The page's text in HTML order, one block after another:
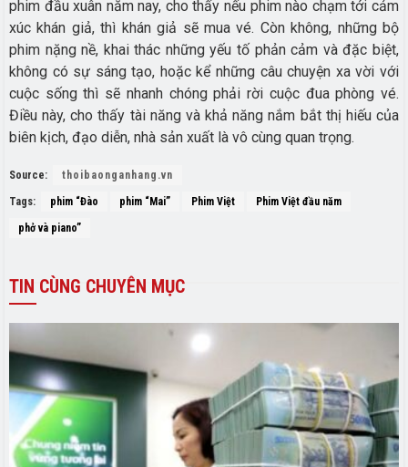
phim đầu xuân năm nay, cho thấy nếu phim nào chạm tới cảm
xúc khán giả, thì khán giả sẽ mua vé. Còn không, những bộ
phim nặng nề, khai thác những yếu tố phản cảm và đặc biệt,
không có sự sáng tạo, hoặc kể những câu chuyện xa vời với
cuộc sống thì sẽ nhanh chóng phải rời cuộc đua phòng vé.
Điều này, cho thấy tài năng và khả năng nắm bắt thị hiếu của
biên kịch, đạo diễn, nhà sản xuất là vô cùng quan trọng.
Source: thoibaonganhang.vn
Tags: phim “Đào phim “Mai” Phim Việt Phim Việt đầu năm
phở và piano”
TIN CÙNG CHUYÊN MỤC